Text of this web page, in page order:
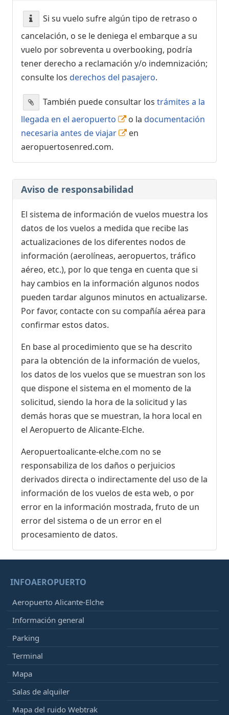
Si su vuelo sufre algún tipo de retraso o
cancelación, o se le deniega el embarque a su
vuelo por sobreventa u overbooking, podría
tener derecho a reclamación y/o indemnización;
consulte los derechos del pasajero.
También puede consultar los trámites a la
llegada en el aeropuerto
o la documentación
necesaria antes de viajar
en
aeropuertosenred.com.
Aviso de responsabilidad
El sistema de información de vuelos muestra los
datos de los vuelos a medida que recibe las
actualizaciones de los diferentes nodos de
información (aerolíneas, aeropuertos, tráfico
aéreo, etc.), por lo que tenga en cuenta que si
hay cambios en la información algunos nodos
pueden tardar algunos minutos en actualizarse.
Por favor, contacte con su compañía aérea para
confirmar estos datos.
En base al procedimiento que se ha descrito
para la obtención de la información de vuelos,
los datos de los vuelos que se muestran son los
que dispone el sistema en el momento de la
solicitud, siendo la hora de la solicitud y las
demás horas que se muestran, la hora local en
el Aeropuerto de Alicante-Elche.
Aeropuertoalicante-elche.com no se
responsabiliza de los daños o perjuicios
derivados directa o indirectamente del uso de la
información de los vuelos de esta web, o por
error en la información mostrada, fruto de un
error del sistema o de un error en el
procesamiento de datos.
INFOAEROPUERTO
Aeropuerto Alicante-Elche
Información general
Parking
Terminal
Mapa
Salas de alquiler
Mapa del ruido Webtrak